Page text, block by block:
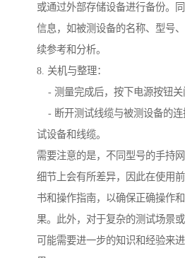
或通过外部存储设备进行备份。
信息，如被测设备的名称、型号
续参考和分析。
8. 关机与整理：
- 测量完成后，按下电源按钮关
- 断开测试线缆与被测设备的连
试设备和线缆。
需要注意的是，不同型号的手持
细节上会有所差异，因此在使用
书和操作指南，以确保正确操作
果。此外，对于复杂的测试场景
可能需要进一步的知识和经验来